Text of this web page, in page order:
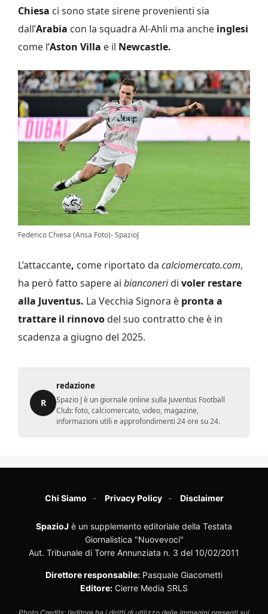
Chiesa ci sono state sirene provenienti sia
dall’Arabia con la squadra Al-Ahli ma anche inglesi
come l’Aston Villa e il Newcastle.
Federico Chiesa (Ansa Foto)- SpazioJ
L’attaccante, come riportato da calciomercato.com,
ha però fatto sapere ai bianconeridi voler restare
alla Juventus. La Vecchia Signora è pronta a
trattare il rinnovo del suo contratto che è in
scadenza a giugno del 2025.
R
redazione
Spazio J è un giornale online sulla Juventus Football
Club: foto, calciomercato, video, magazine,
informazioni utili e approfondimenti 24 ore su 24.
Chi Siamo Privacy Policy Disclaimer
SpazioJ è un supplemento editoriale della Testata
Giornalistica "Nuovevoci"
Aut. Tribunale di Torre Annunziata n. 3 del 10/02/2011
Direttore responsabile: Pasquale Giacometti
Editore: Cierre Media SRLS